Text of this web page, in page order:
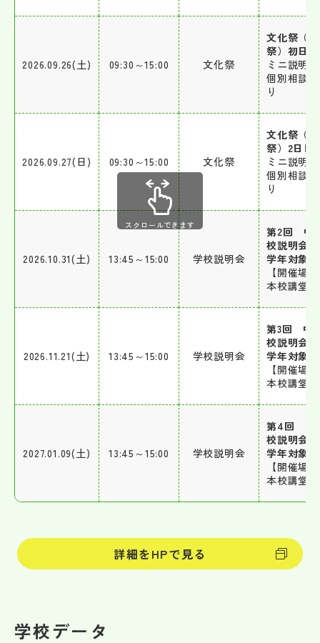
2026.09.26(土) 09:30～15:00 文化祭
文化祭（
祭）初日
ミニ説明
個別相談
り
2026.09.27(日) 09:30～15:00 文化祭
文化祭（
祭）2日目
ミニ説明
個別相談
り
2026.10.31(土) 13:45～15:00 学校説明会
第2回 中
校説明会
学年対象）
【開催場
本校講堂
2026.11.21(土) 13:45～15:00 学校説明会
第3回 中
校説明会
学年対象）
【開催場
本校講堂
2027.01.09(土) 13:45～15:00 学校説明会
第4回 中
校説明会
学年対象）
【開催場
本校講堂
スクロールできます
詳細をHPで見る
学校データ